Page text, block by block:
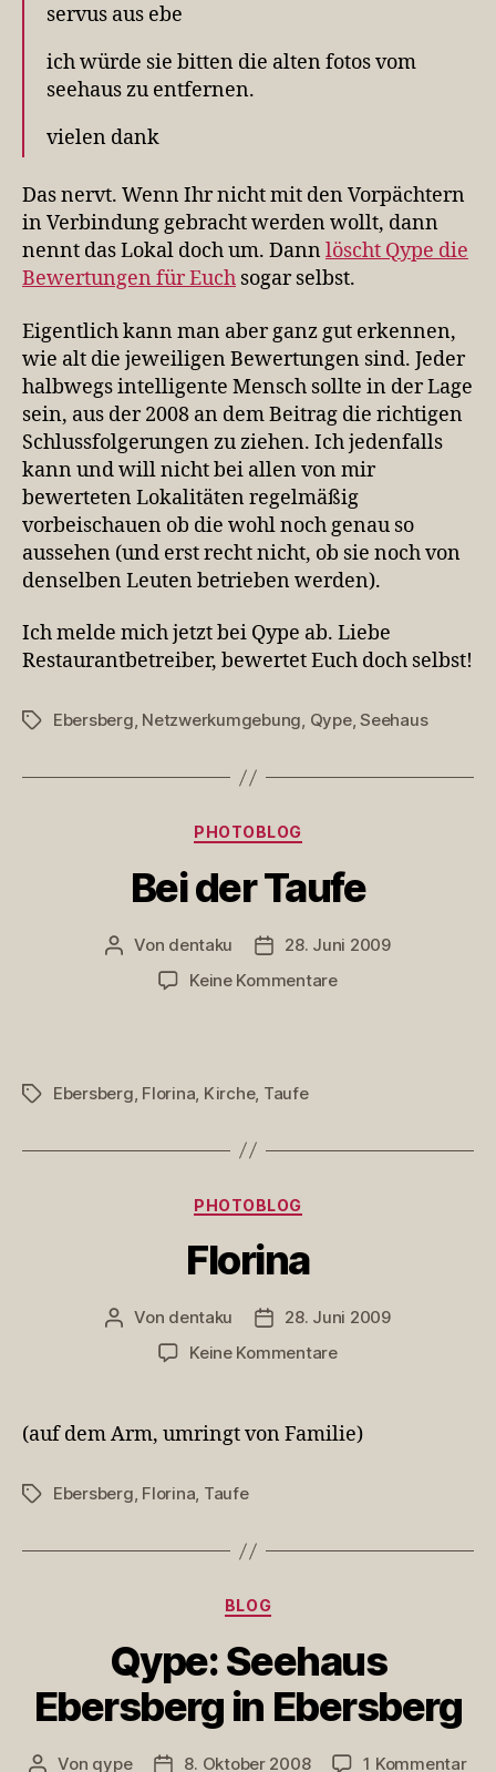
servus aus ebe
ich würde sie bitten die alten fotos vom
seehaus zu entfernen.
vielen dank
Das nervt. Wenn Ihr nicht mit den Vorpächtern
in Verbindung gebracht werden wollt, dann
nennt das Lokal doch um. Dann löscht Qype die
Bewertungen für Euch sogar selbst.
Eigentlich kann man aber ganz gut erkennen,
wie alt die jeweiligen Bewertungen sind. Jeder
halbwegs intelligente Mensch sollte in der Lage
sein, aus der 2008 an dem Beitrag die richtigen
Schlussfolgerungen zu ziehen. Ich jedenfalls
kann und will nicht bei allen von mir
bewerteten Lokalitäten regelmäßig
vorbeischauen ob die wohl noch genau so
aussehen (und erst recht nicht, ob sie noch von
denselben Leuten betrieben werden).
Ich melde mich jetzt bei Qype ab. Liebe
Restaurantbetreiber, bewertet Euch doch selbst!
Schlagwörter
Ebersberg, Netzwerkumgebung, Qype,Seehaus
Kategorien
PHOTOBLOG
Bei der Taufe
Beitragsautor
Von dentaku Veröffentlichungsdatum
28. Juni 2009
Keine Kommentarezu
Schlagwörter
Ebersberg Florina Kirche, Taufe
Kategorien
PHOTOBLOG
Florina
Beitragsautor
Von dentaku Veröffentlichungsdatum
28. Juni 2009
Keine Kommentarezu
(auf dem Arm, umringt von Familie)
Schlagwörter
Ebersberg, Florina, Taufe
Kategorien
BLOG
Qype: Seehaus
Ebersberg in Ebersberg
Beitragsautor
Von qype Veröffentlichungsdatum
8. Oktober 2008 1 Kommentarzu